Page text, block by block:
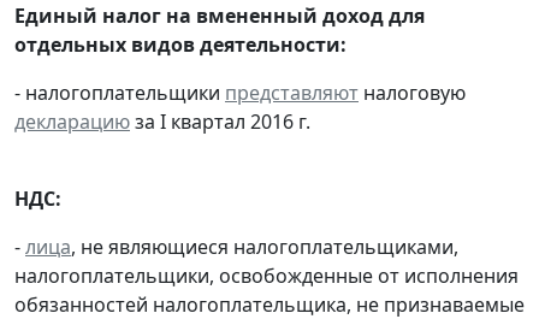
Единый налог на вмененный доход для
отдельных видов деятельности:
- налогоплательщики представляют налоговую
декларациюза I квартал 2016 г.
НДС:
-лица, не являющиеся налогоплательщиками,
налогоплательщики, освобожденные от исполнения
обязанностей налогоплательщика, не признаваемые